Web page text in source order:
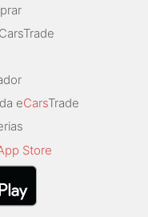
eCarsTrade